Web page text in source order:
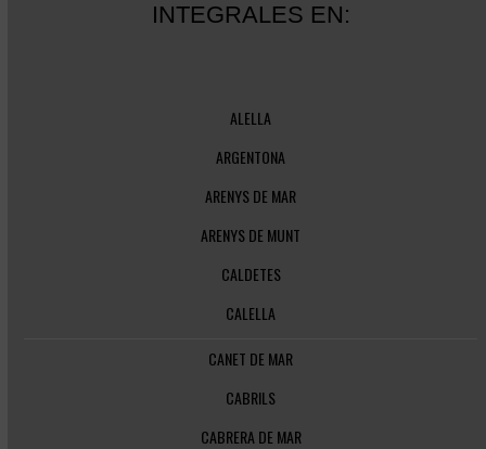
INTEGRALES EN:
ALELLA
ARGENTONA
ARENYS DE MAR
ARENYS DE MUNT
CALDETES
CALELLA
CANET DE MAR
CABRILS
CABRERA DE MAR